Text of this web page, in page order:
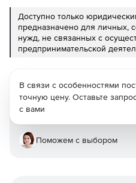
Доступно только
предназначено для личных,
нужд, не связанных с
предпринимательской
В связи с особенностями
точную цену. Оставьте
с вами
Поможем с выбором